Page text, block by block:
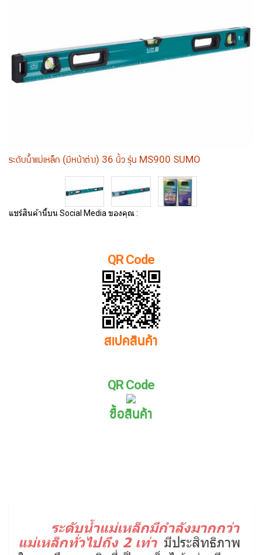
ระดับน้ำแม่เหล็ก (มีหน้าต่าง) 36 นิ้ว รุ่น MS900 SUMO
แชร์สินค้านี้บน Social Media ของคุณ :
QR Code
สเปคสินค้า
QR Code
ซื้อสินค้า
ระดับน้ำแม่เหล็กมีกำลังมากกว่า
แม่เหล็กทั่วไปถึง 2 เท่า มีประสิทธิภาพ